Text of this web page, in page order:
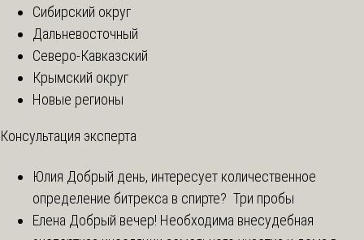
Сибирский округ
Дальневосточный
Северо-Кавказский
Крымский округ
Новые регионы
Консультация эксперта
Юлия Добрый день, интересует количественное
определение битрекса в спирте? Три пробы
Елена Добрый вечер! Необходима внесудебная